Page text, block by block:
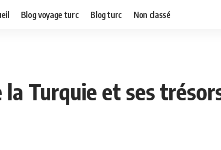
Blog voyage turc Blog turc Non classé
Turquie et ses